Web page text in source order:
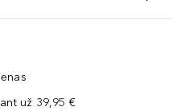
už 39,95 €